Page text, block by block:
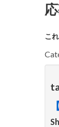
こ